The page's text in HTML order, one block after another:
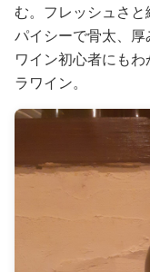
む。フレッシュさ
パイシーで骨太、厚
ワイン初心者にも
ラワイン。